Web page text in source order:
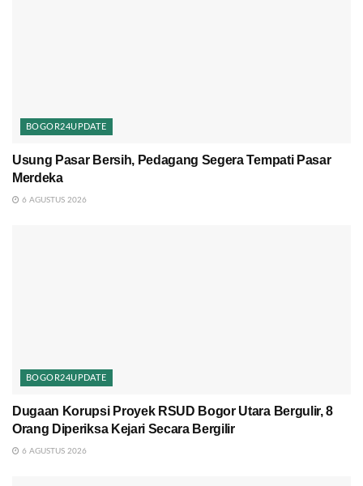
BOGOR24UPDATE
Usung Pasar Bersih, Pedagang Segera Tempati Pasar
Merdeka
6 AGUSTUS 2026
BOGOR24UPDATE
Dugaan Korupsi Proyek RSUD Bogor Utara Bergulir, 8
Orang Diperiksa Kejari Secara Bergilir
6 AGUSTUS 2026